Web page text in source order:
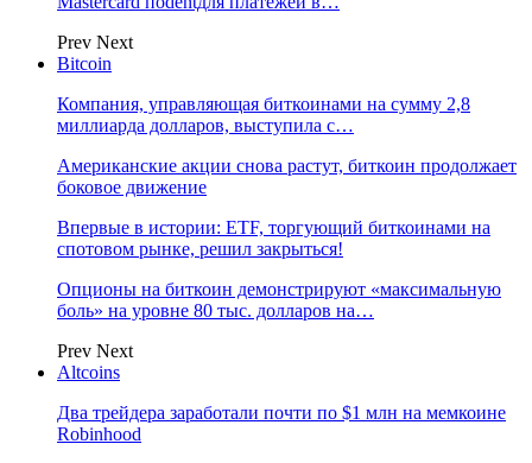
Prev Next
Bitcoin
Компания, управляющая биткоинами на сумму 2,8
миллиарда долларов, выступила с…
Американские акции снова растут, биткоин продолжает
боковое движение
Впервые в истории: ETF, торгующий биткоинами на
спотовом рынке, решил закрыться!
Опционы на биткоин демонстрируют «максимальную
боль» на уровне 80 тыс. долларов на…
Prev Next
Altcoins
Два трейдера заработали почти по $1 млн на мемкоине
Robinhood